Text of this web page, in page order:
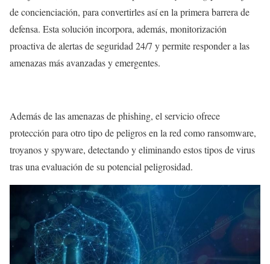
de concienciación, para convertirles así en la primera barrera de
defensa. Esta solución incorpora, además, monitorización
proactiva de alertas de seguridad 24/7 y permite responder a las
amenazas más avanzadas y emergentes.
Además de las amenazas de phishing, el servicio ofrece
protección para otro tipo de peligros en la red como ransomware,
troyanos y spyware, detectando y eliminando estos tipos de virus
tras una evaluación de su potencial peligrosidad.